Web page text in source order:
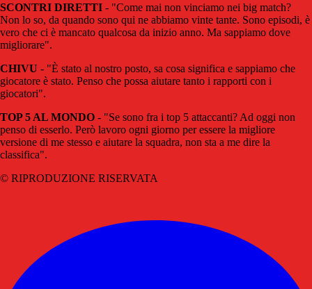
SCONTRI DIRETTI - "Come mai non vinciamo nei big match?
Non lo so, da quando sono qui ne abbiamo vinte tante. Sono episodi, è
vero che ci è mancato qualcosa da inizio anno. Ma sappiamo dove
migliorare".
CHIVU - "È stato al nostro posto, sa cosa significa e sappiamo che
giocatore è stato. Penso che possa aiutare tanto i rapporti con i
giocatori".
TOP 5 AL MONDO - "Se sono fra i top 5 attaccanti? Ad oggi non
penso di esserlo. Però lavoro ogni giorno per essere la migliore
versione di me stesso e aiutare la squadra, non sta a me dire la
classifica".
© RIPRODUZIONE RISERVATA